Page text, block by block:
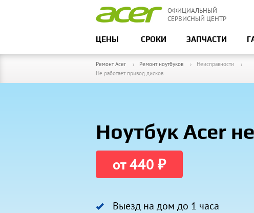
ОФИЦИАЛЬНЫЙ
СЕРВИСНЫЙ ЦЕНТР
ЦЕНЫ СРОКИ ЗАПЧАСТИ
Ремонт Acer Ремонт ноутбуков
Неисправности
Не работает привод дисков
Ноутбук Acer
от 440 ₽
Выезд на дом до 1 часа